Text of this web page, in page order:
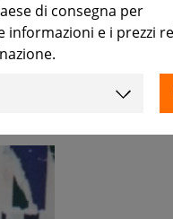
di consegna per
informazioni e i prezzi